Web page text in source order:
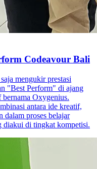
Codeavour Bali
mengukir prestasi
"Best Perform" di ajang
Oxygenius.
antara ide kreatif,
dalam proses belajar
diakui di tingkat kompetisi.